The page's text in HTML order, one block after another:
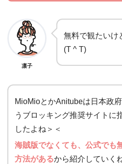
凛子
無料で観たいけ
(T ^ T)
MioMioとかAnitubeは日本政
うブロッキング推奨サイトに
したよね＞＜
海賊版でなくても、公式でも
方法があるから紹介していく